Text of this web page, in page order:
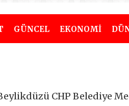
GÜNCEL EKONOMİ
CHP Belediye